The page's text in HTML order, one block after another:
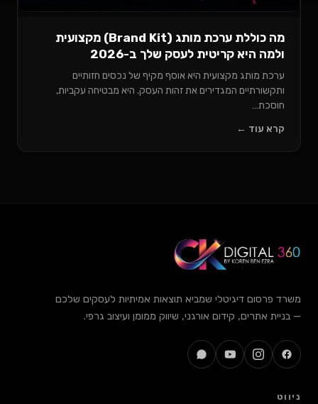
מה כוללת ערכת מותג (Brand Kit) מקצועית
ולמה היא קריטית לעסק שלך ב-2026
ערכת מותג מקצועית היא אוסף מקיף של נכסים חזותיים
ותקשורתיים המגדירים את זהות העסק. היא מבטיחה עקביות,
חוסכת…
קרא עוד ←
משרד פרסום דיגיטלי שמביא תוצאות אמיתיות לעסקים שלכם
— בניית אתרים, קידום אורגני, שיווק ממומן ועיצוב גרפי.
ניווט